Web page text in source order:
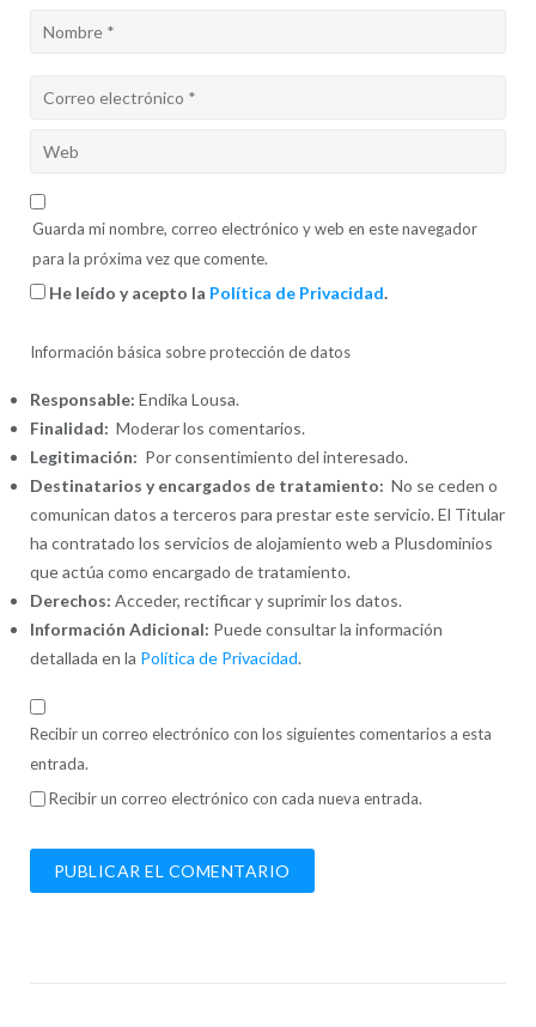
Guarda mi nombre, correo electrónico y web en este navegador
para la próxima vez que comente.
He leído y acepto la Política de Privacidad.
Información básica sobre protección de datos
Responsable: Endika Lousa.
Finalidad: Moderar los comentarios.
Legitimación: Por consentimiento del interesado.
Destinatarios y encargados de tratamiento: No se ceden o
comunican datos a terceros para prestar este servicio. El Titular
ha contratado los servicios de alojamiento web a Plusdominios
que actúa como encargado de tratamiento.
Derechos: Acceder, rectificar y suprimir los datos.
Información Adicional: Puede consultar la información
detallada en la Política de Privacidad.
Recibir un correo electrónico con los siguientes comentarios a esta
entrada.
Recibir un correo electrónico con cada nueva entrada.